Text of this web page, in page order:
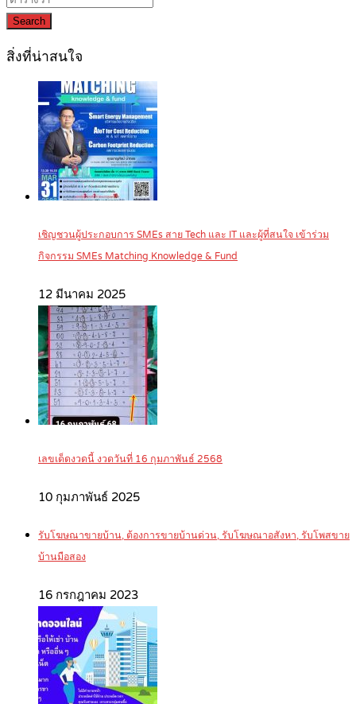
Search
สิ่งที่น่าสนใจ
เชิญชวนผู้ประกอบการ SMEs สาย Tech และ IT และผู้ที่สนใจ เข้าร่วม
กิจกรรม SMEs Matching Knowledge & Fund
12 มีนาคม 2025
เลขเด็ดงวดนี้ งวดวันที่ 16 กุมภาพันธ์ 2568
10 กุมภาพันธ์ 2025
รับโฆษณาขายบ้าน, ต้องการขายบ้านด่วน, รับโฆษณาอสังหา, รับโพสขาย
บ้านมือสอง
16 กรกฎาคม 2023